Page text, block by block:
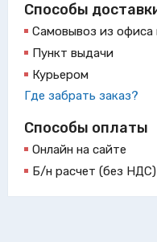
Способы
Самовывоз из офиса
Пункт выдачи
Курьером
Где забрать заказ?
Способы оплаты
Онлайн на сайте
Б/н расчет (без НДС)